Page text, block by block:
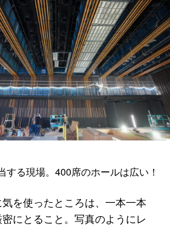
する現場。400席のホールは広い！
を使ったところは、一本一本
にとること。写真のようにレ